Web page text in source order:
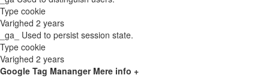
Type cookie
Varighed 2 years
_ga_
Used to persist session state.
Type cookie
Varighed 2 years
Google Tag Mananger Mere info +